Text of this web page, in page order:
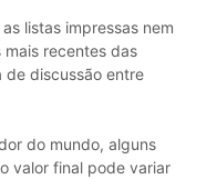
listas impressas nem
mais recentes das
de discussão entre
do mundo, alguns
valor final pode variar